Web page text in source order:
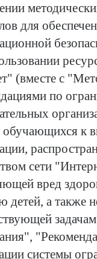
для
(вместе с
по
обучающихся к
сети
вред
детей, а также
задачам
системы